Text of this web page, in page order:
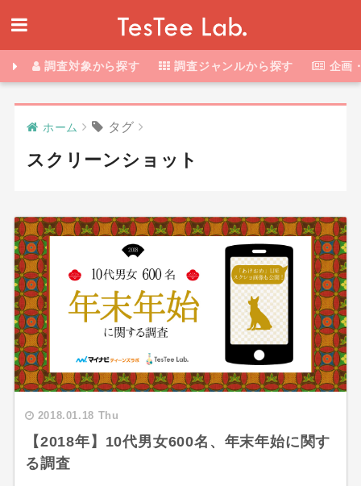
調査対象から探す 調査ジャンルから探す 企画
ホーム タグ
スクリーンショット
2018.01.18 Thu
【2018年】10代男女600名、年末年始に関す
る調査